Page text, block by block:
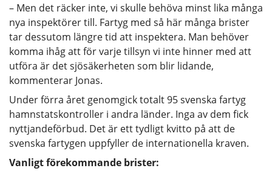
– Men det räcker inte, vi skulle behöva minst lika många
nya inspektörer till. Fartyg med så här många brister
tar dessutom längre tid att inspektera. Man behöver
komma ihåg att för varje tillsyn vi inte hinner med att
utföra är det sjösäkerheten som blir lidande,
kommenterar Jonas.
Under förra året genomgick totalt 95 svenska fartyg
hamnstatskontroller i andra länder. Inga av dem fick
nyttjandeförbud. Det är ett tydligt kvitto på att de
svenska fartygen uppfyller de internationella kraven.
Vanligt förekommande brister: